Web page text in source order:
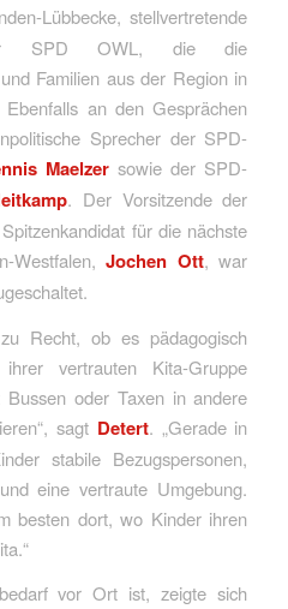
Lübbecke, stellvertretende
der SPD OWL, die die
Familien aus der Region in
an den Gesprächen
Sprecher der SPD-
Maelzer sowie der SPD-
. Der Vorsitzende der
für die nächste
Westfalen,Jochen Ott, war
Recht, ob es pädagogisch
vertrauten Kita-Gruppe
oder Taxen in andere
sagt Detert. „Gerade in
stabile Bezugspersonen,
eine vertraute Umgebung.
besten dort, wo Kinder ihren
vor Ort ist, zeigte sich